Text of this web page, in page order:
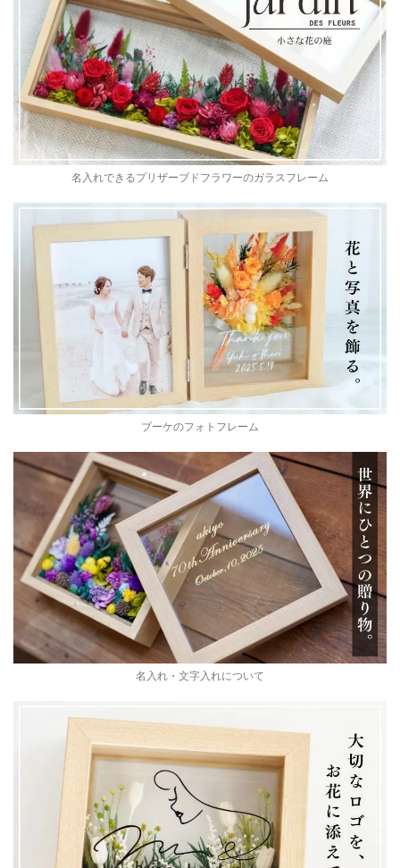
名入れできるプリザーブドフラワーのガラスフレーム
ブーケのフォトフレーム
名入れ・文字入れについて